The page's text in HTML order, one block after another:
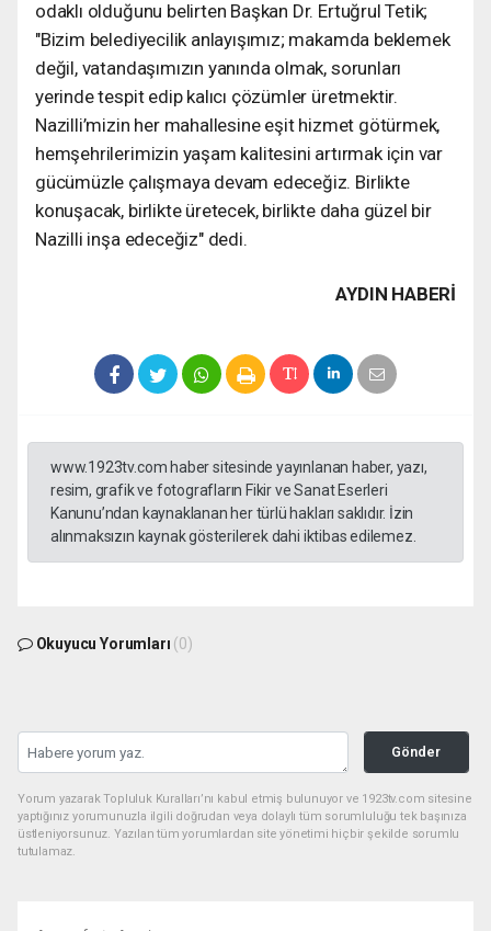
odaklı olduğunu belirten Başkan Dr. Ertuğrul Tetik;
"Bizim belediyecilik anlayışımız; makamda beklemek
değil, vatandaşımızın yanında olmak, sorunları
yerinde tespit edip kalıcı çözümler üretmektir.
Nazilli’mizin her mahallesine eşit hizmet götürmek,
hemşehrilerimizin yaşam kalitesini artırmak için var
gücümüzle çalışmaya devam edeceğiz. Birlikte
konuşacak, birlikte üretecek, birlikte daha güzel bir
Nazilli inşa edeceğiz" dedi.
AYDIN HABERİ
www.1923tv.com haber sitesinde yayınlanan haber, yazı,
resim, grafik ve fotografların Fikir ve Sanat Eserleri
Kanunu’ndan kaynaklanan her türlü hakları saklıdır. İzin
alınmaksızın kaynak gösterilerek dahi iktibas edilemez.
Okuyucu Yorumları (0)
Gönder
Yorum yazarak Topluluk Kuralları’nı kabul etmiş bulunuyor ve 1923tv.com sitesine
yaptığınız yorumunuzla ilgili doğrudan veya dolaylı tüm sorumluluğu tek başınıza
üstleniyorsunuz. Yazılan tüm yorumlardan site yönetimi hiçbir şekilde sorumlu
tutulamaz.